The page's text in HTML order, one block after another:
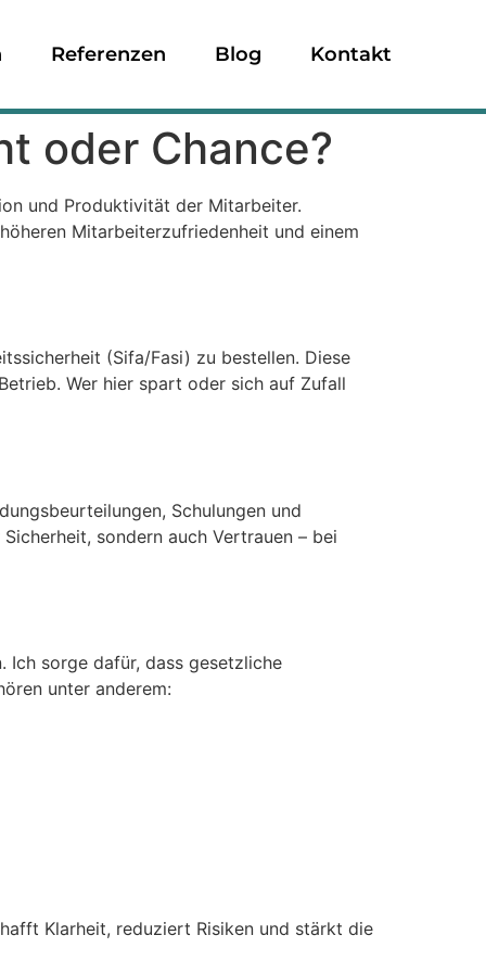
Referenzen Blog Kontakt
oder Chance?
und Produktivität der Mitarbeiter.
Mitarbeiterzufriedenheit und einem
(Sifa/Fasi) zu bestellen. Diese
Wer hier spart oder sich auf Zufall
Schulungen und
sondern auch Vertrauen – bei
Ich sorge dafür, dass gesetzliche
unter anderem:
Klarheit, reduziert Risiken und stärkt die